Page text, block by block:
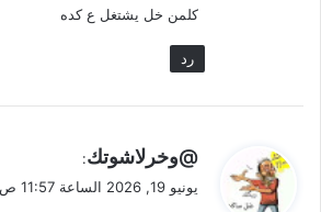
كلمن خل يشتغل ع كده
رد
ي
@وخرلاشوتك:
يونيو 19, 2026 الساعة 11:57 ص